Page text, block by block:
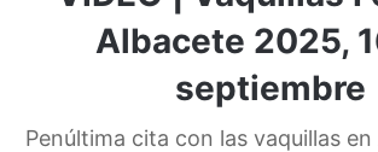
Albacete 2025,
septiembre
Penúltima cita con las vaquillas